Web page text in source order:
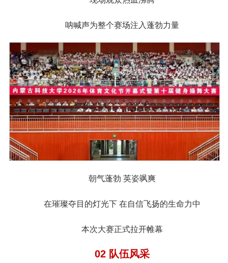
呐喊声为整个赛场注入蓬勃力量
朝气蓬勃 英姿飒爽
在璀璨夺目的灯光下 在自信飞扬的生命力中
本次大赛正式拉开帷幕
02 队伍风采